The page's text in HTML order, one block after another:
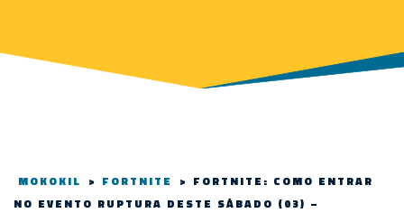
MOKOKIL > FORTNITE > FORTNITE: COMO ENTRAR
NO EVENTO RUPTURA DESTE SÁBADO (03) –